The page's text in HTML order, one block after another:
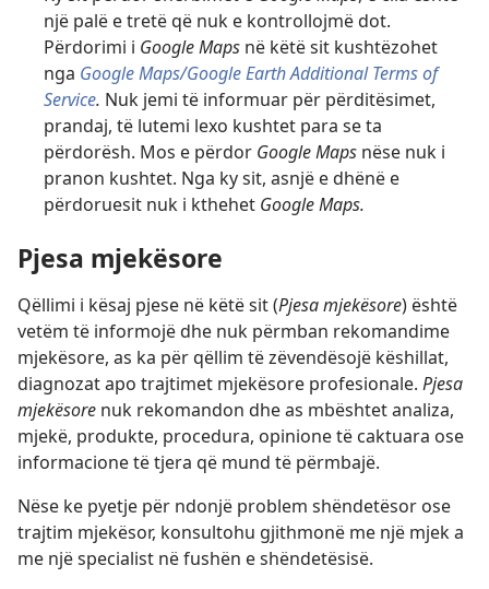
një palë e tretë që nuk e kontrollojmë dot.
Përdorimi i Google Maps në këtë sit kushtëzohet
nga Google Maps/Google Earth Additional Terms of
Service. Nuk jemi të informuar për përditësimet,
prandaj, të lutemi lexo kushtet para se ta
përdorësh. Mos e përdor Google Maps nëse nuk i
pranon kushtet. Nga ky sit, asnjë e dhënë e
përdoruesit nuk i kthehet Google Maps.
Pjesa mjekësore
Qëllimi i kësaj pjese në këtë sit (Pjesa mjekësore) është
vetëm të informojë dhe nuk përmban rekomandime
mjekësore, as ka për qëllim të zëvendësojë këshillat,
diagnozat apo trajtimet mjekësore profesionale. Pjesa
mjekësore nuk rekomandon dhe as mbështet analiza,
mjekë, produkte, procedura, opinione të caktuara ose
informacione të tjera që mund të përmbajë.
Nëse ke pyetje për ndonjë problem shëndetësor ose
trajtim mjekësor, konsultohu gjithmonë me një mjek a
me një specialist në fushën e shëndetësisë.